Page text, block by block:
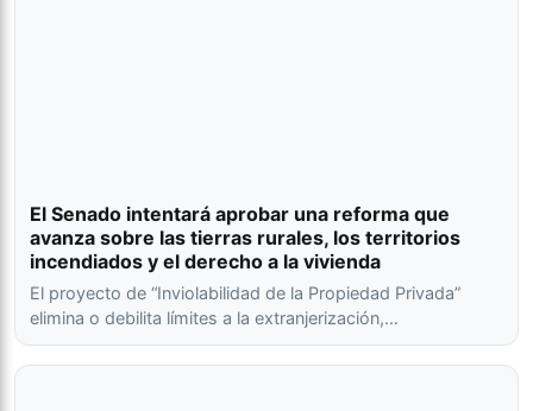
El Senado intentará aprobar una reforma que
avanza sobre las tierras rurales, los territorios
incendiados y el derecho a la vivienda
El proyecto de “Inviolabilidad de la Propiedad Privada”
elimina o debilita límites a la extranjerización,…